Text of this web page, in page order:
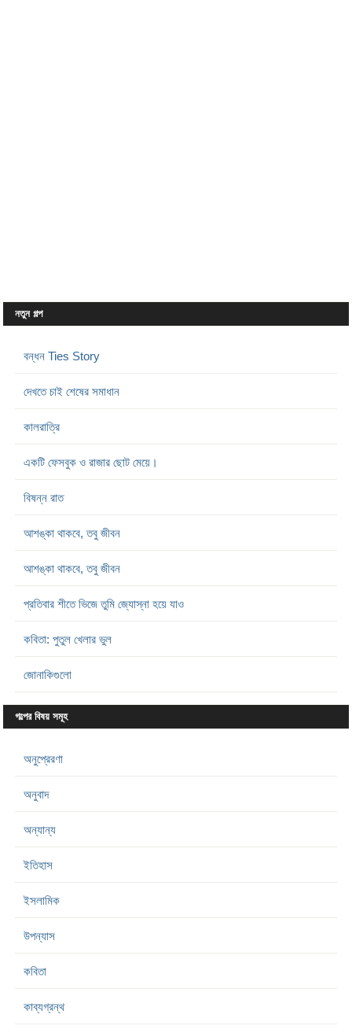
নতুন গল্প
বন্ধন Ties Story
দেখতে চাই শেষের সমাধান
কালরাত্রি
একটি ফেসবুক ও রাজার ছোট মেয়ে।
বিষন্ন রাত
আশঙ্কা থাকবে, তবু জীবন
আশঙ্কা থাকবে, তবু জীবন
প্রতিবার শীতে ভিজে তুমি জ্যোস্না হয়ে যাও
কবিতা: পুতুল খেলার ভুল
জোনাকিগুলো
গল্পের বিষয় সমূহ
অনুপ্রেরণা
অনুবাদ
অন্যান্য
ইতিহাস
ইসলামিক
উপন্যাস
কবিতা
কাব্যগ্রন্থ